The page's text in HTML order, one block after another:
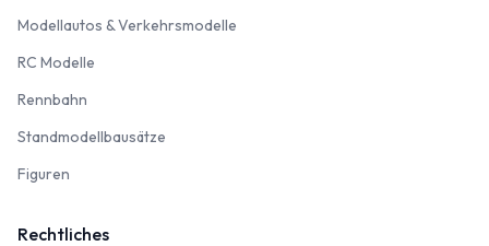
Modellautos & Verkehrsmodelle
RC Modelle
Rennbahn
Standmodellbausätze
Figuren
Rechtliches